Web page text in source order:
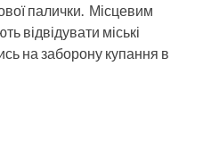
палички. Місцевим
відвідувати міські
на заборону купання в